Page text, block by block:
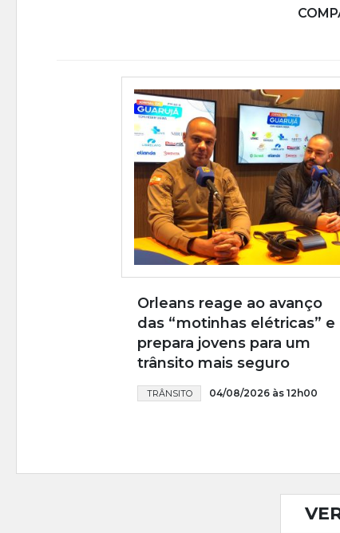
Orleans reage ao avanço
das “motinhas elétricas” e
prepara jovens para um
trânsito mais seguro
TRÂNSITO 04/08/2026 às 12h00